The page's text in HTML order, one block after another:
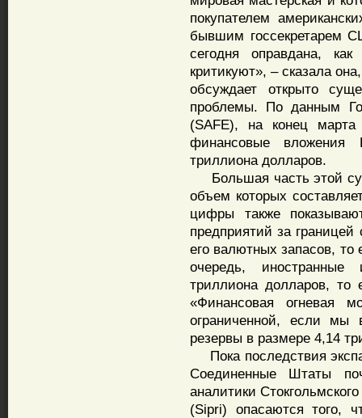
покупателем
бывшим госсекретарем
сегодня оправдана,
критикуют», – сказала
обсуждает открыто
проблемы. По данным
(SAFE), на конец марта
финансовые вложения
триллиона долларов.
Большая часть этой
объем которых
цифры также
предприятий за
его валютных запасов,
очередь,
триллиона долларов,
«Финансовая огневая
ограниченной, если мы
резервы в размере 4,14
Пока последствия
Соединенные Штаты
аналитики
(Sipri) опасаются того,